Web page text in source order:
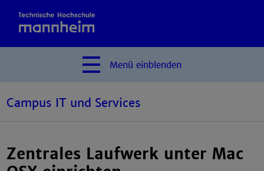
Menü einblenden
Campus IT und Services
Zentrales Laufwerk unter Mac